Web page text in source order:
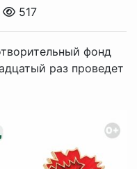
517
фонд
раз проведет